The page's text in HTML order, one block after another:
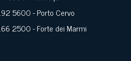
5600- Porto Cervo
2500- Forte dei Marmi